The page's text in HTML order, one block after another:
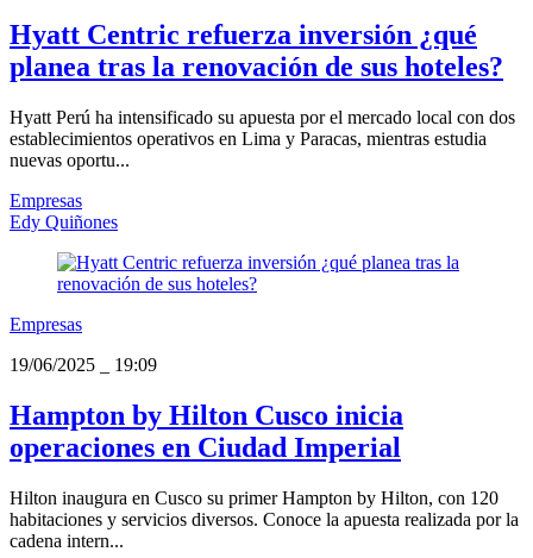
Hyatt Centric refuerza inversión ¿qué
planea tras la renovación de sus hoteles?
Hyatt Perú ha intensificado su apuesta por el mercado local con dos
establecimientos operativos en Lima y Paracas, mientras estudia
nuevas oportu...
Empresas
Edy Quiñones
Empresas
19/06/2025
19:09
Hampton by Hilton Cusco inicia
operaciones en Ciudad Imperial
Hilton inaugura en Cusco su primer Hampton by Hilton, con 120
habitaciones y servicios diversos. Conoce la apuesta realizada por la
cadena intern...